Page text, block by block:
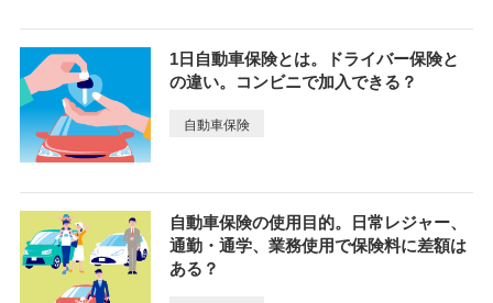
1日自動車保険とは。ドライバー保険と
の違い。コンビニで加入できる？
自動車保険
自動車保険の使用目的。日常レジャー、
通勤・通学、業務使用で保険料に差額は
ある？